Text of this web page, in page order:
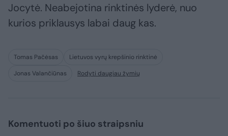
Jocytė. Neabejotina rinktinės lyderė, nuo
kurios priklausys labai daug kas.
Tomas Pačėsas
Lietuvos vyrų krepšinio rinktinė
Jonas Valančiūnas
Rodyti daugiau žymių
Komentuoti po šiuo straipsniu